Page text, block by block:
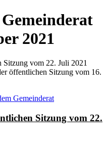
2021
Sitzung vom 22. Juli 2021
öffentlichen Sitzung vom 16.
Sitzung vom 22.